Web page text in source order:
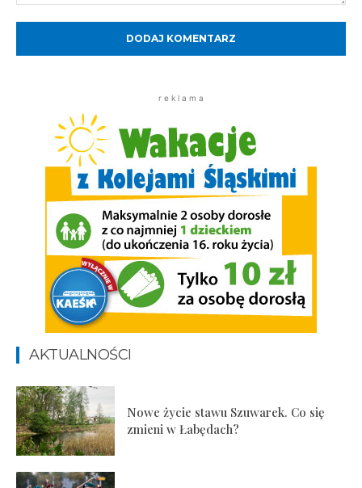
r e k l a m a
AKTUALNOŚCI
Nowe życie stawu Szuwarek. Co się
zmieni w Łabędach?